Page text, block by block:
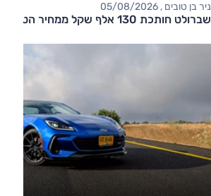
ניר בן טובים , 05/08/2026
שברולט חותכת 130 אלף שקל ממחיר הטאהו